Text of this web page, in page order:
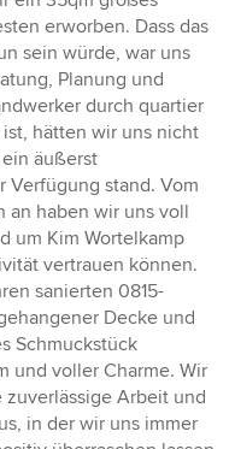
erworben. Dass das
sein würde, war uns
Planung und
durch quartier
hätten wir uns nicht
äußerst
Verfügung stand. Vom
an haben wir uns voll
um Kim Wortelkamp
vertrauen können.
sanierten 0815-
Decke und
Schmuckstück
und voller Charme. Wir
Arbeit und
in der wir uns immer